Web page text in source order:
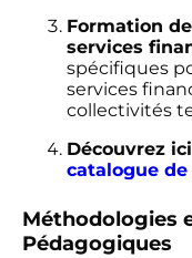
Formation
services
spécifiques
services
collectivités
Découvrez
catalogue
Méthodologies
Pédagogiques